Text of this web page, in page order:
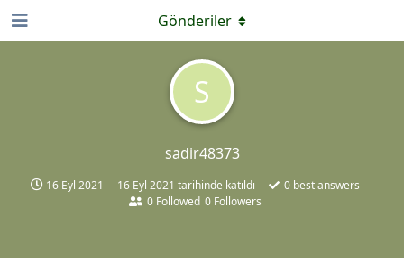
S
sadir48373
16 Eyl 2021 16 Eyl 2021 tarihinde katıldı 0 best answers
0 Followed 0 Followers
Gönderiler